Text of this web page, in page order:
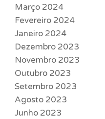
Março 2024
Fevereiro 2024
Janeiro 2024
Dezembro 2023
Novembro 2023
Outubro 2023
Setembro 2023
Agosto 2023
Junho 2023